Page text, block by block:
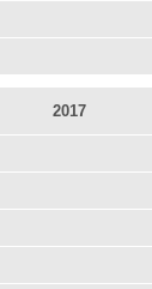
2017